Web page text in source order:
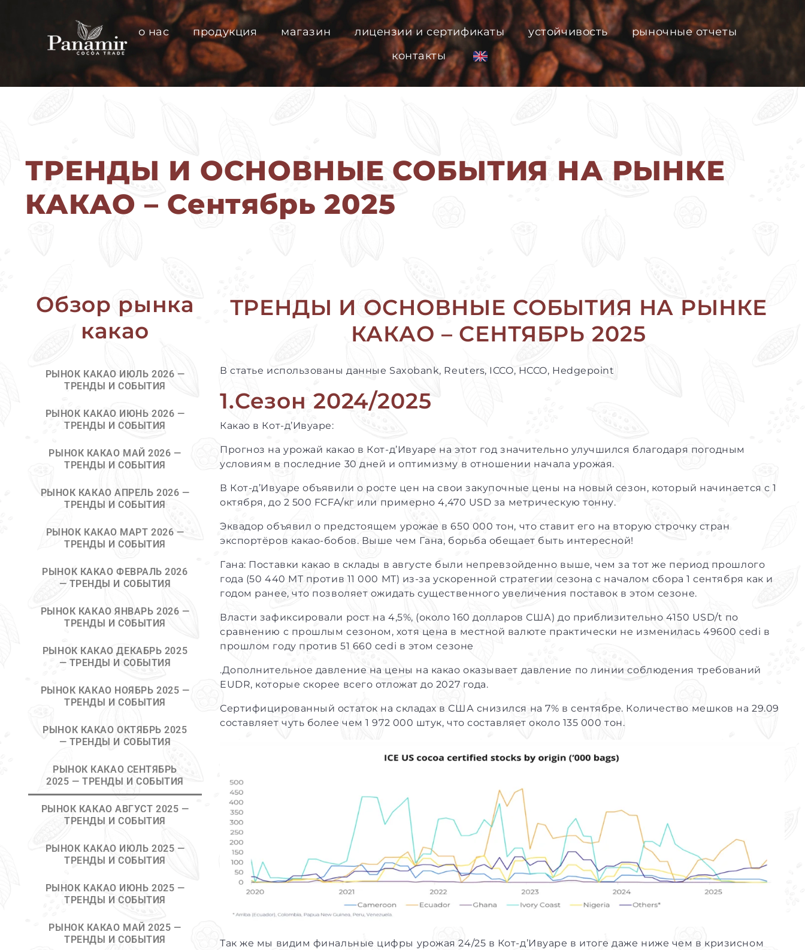
о нас продукция магазин лицензии и сертификаты устойчивость
рыночные отчеты
контакты
ТРЕНДЫ И ОСНОВНЫЕ СОБЫТИЯ НА РЫНКЕ
КАКАО – Сентябрь 2025
Обзор рынка
какао
РЫНОК КАКАО ИЮЛЬ 2026 —
ТРЕНДЫ И СОБЫТИЯ
РЫНОК КАКАО ИЮНЬ 2026 —
ТРЕНДЫ И СОБЫТИЯ
РЫНОК КАКАО МАЙ 2026 —
ТРЕНДЫ И СОБЫТИЯ
РЫНОК КАКАО АПРЕЛЬ 2026 —
ТРЕНДЫ И СОБЫТИЯ
РЫНОК КАКАО МАРТ 2026 —
ТРЕНДЫ И СОБЫТИЯ
РЫНОК КАКАО ФЕВРАЛЬ 2026
— ТРЕНДЫ И СОБЫТИЯ
РЫНОК КАКАО ЯНВАРЬ 2026 —
ТРЕНДЫ И СОБЫТИЯ
РЫНОК КАКАО ДЕКАБРЬ 2025
— ТРЕНДЫ И СОБЫТИЯ
РЫНОК КАКАО НОЯБРЬ 2025 —
ТРЕНДЫ И СОБЫТИЯ
РЫНОК КАКАО ОКТЯБРЬ 2025
— ТРЕНДЫ И СОБЫТИЯ
РЫНОК КАКАО СЕНТЯБРЬ
2025 — ТРЕНДЫ И СОБЫТИЯ
РЫНОК КАКАО АВГУСТ 2025 —
ТРЕНДЫ И СОБЫТИЯ
РЫНОК КАКАО ИЮЛЬ 2025 —
ТРЕНДЫ И СОБЫТИЯ
РЫНОК КАКАО ИЮНЬ 2025 —
ТРЕНДЫ И СОБЫТИЯ
РЫНОК КАКАО МАЙ 2025 —
ТРЕНДЫ И СОБЫТИЯ
ТРЕНДЫ И ОСНОВНЫЕ СОБЫТИЯ НА РЫНКЕ
КАКАО – СЕНТЯБРЬ 2025
В статье использованы данные Saxobank, Reuters, ICCO, HCCO, Hedgepoint
1.Сезон 2024/2025
Какао в Кот-д’Ивуаре:
Прогноз на урожай какао в Кот-д’Ивуаре на этот год значительно улучшился благодаря погодным
условиям в последние 30 дней и оптимизму в отношении начала урожая.
В Кот-д’Ивуаре объявили о росте цен на свои закупочные цены на новый сезон, который начинается с 1
октября, до 2 500 FCFA/кг или примерно 4,470 USD за метрическую тонну.
Эквадор объявил о предстоящем урожае в 650 000 тон, что ставит его на вторую строчку стран
экспортёров какао-бобов. Выше чем Гана, борьба обещает быть интересной!
Гана: Поставки какао в склады в августе были непревзойденно выше, чем за тот же период прошлого
года (50 440 MT против 11 000 MT) из-за ускоренной стратегии сезона с началом сбора 1 сентября как и
годом ранее, что позволяет ожидать существенного увеличения поставок в этом сезоне.
Власти зафиксировали рост на 4,5%, (около 160 долларов США) до приблизительно 4150 USD/t по
сравнению с прошлым сезоном, хотя цена в местной валюте практически не изменилась 49600 cedi в
прошлом году против 51 660 cedi в этом сезоне
.Дополнительное давление на цены на какао оказывает давление по линии соблюдения требований
EUDR, которые скорее всего отложат до 2027 года.
Сертифицированный остаток на складах в США снизился на 7% в сентябре. Количество мешков на 29.09
составляет чуть более чем 1 972 000 штук, что составляет около 135 000 тон.
Так же мы видим финальные цифры урожая 24/25 в Кот-д’Ивуаре в итоге даже ниже чем в кризисном